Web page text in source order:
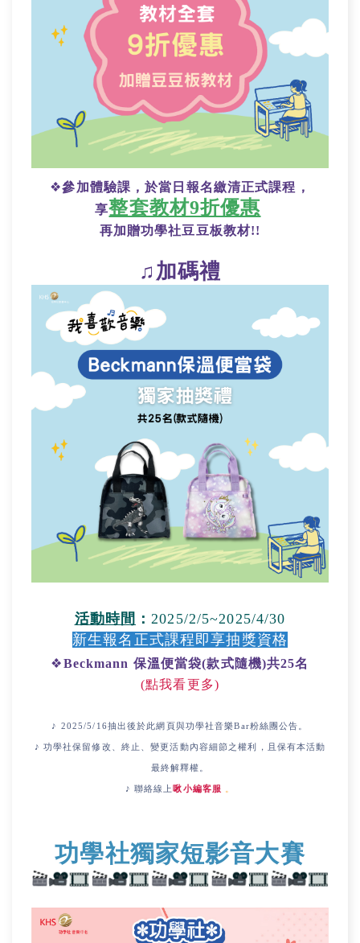
❖參加體驗課，於當日報名繳清正式課程，
享整套教材9折優惠
再加贈功學社豆豆板教材!!
♫加碼禮
活動時間 ：2025/2/5~2025/4/30
新生報名正式課程即享抽獎資格
❖Beckmann 保溫便當袋(款式隨機)共25名
(點我看更多)
♪ 2025/5/16抽出後於此網頁與功學社音樂Bar粉絲團公告。
♪ 功學社保留修改、終止、變更活動內容細節之權利，且保有本活動
最終解釋權。
♪ 聯絡線上 啾小編客服
功學社獨家短影音大賽